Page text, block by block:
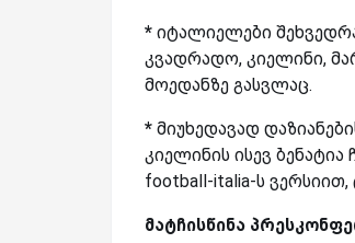
* იტალიელები
კვადრადო, კიელინი,
მოედანზე გასვლაც.
* მიუხედავად
კიელინის ისევ
football-italia-ს
მატჩისწინა